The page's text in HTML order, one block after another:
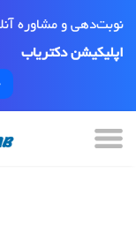
نوبت‌دهی و مشاوره
اپلیکیشن دکتریاب